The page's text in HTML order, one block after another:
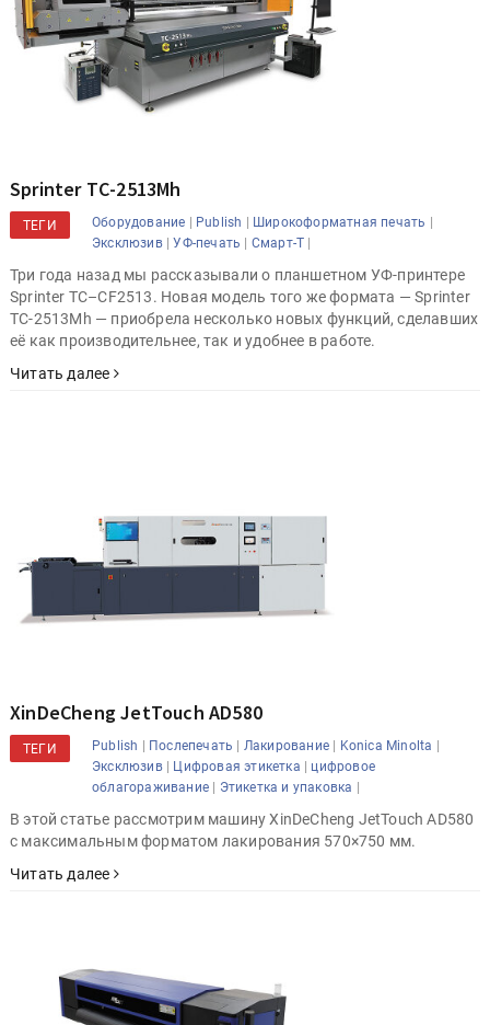
Sprinter ТС-2513Mh
ТЕГИ Оборудование | Publish | Широкоформатная печать |
Эксклюзив|УФ-печать | Смарт-Т |
Три года назад мы рассказывали о планшетном УФ-принтере
Sprinter TC–CF2513. Новая модель того же формата — Sprinter
ТС-2513Mh — приобрела несколько новых функций, сделавших
её как производительнее, так и удобнее в работе.
Читать далее
XinDeCheng JetTouch AD580
ТЕГИ Publish | Послепечать | Лакирование | Konica Minolta |
Эксклюзив| Цифровая этикетка | цифровое
облагораживание | Этикетка и упаковка |
В этой статье рассмотрим машину XinDeCheng JetTouch AD580
с максимальным форматом лакирования 570×750 мм.
Читать далее